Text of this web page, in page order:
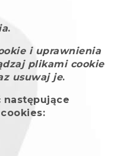
.
i uprawnienia
plikami cookie
usuwaj je.
następujące